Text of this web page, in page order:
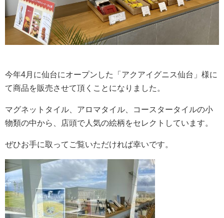
今年4月に仙台にオープンした「アクアイグニス仙台」様に
て商品を販売させて頂くことになりました。
マグネットタイル、アロマタイル、コースタータイルの小
物類の中から、店頭で人気の絵柄をセレクトしています。
ぜひお手に取ってご覧いただければ幸いです。